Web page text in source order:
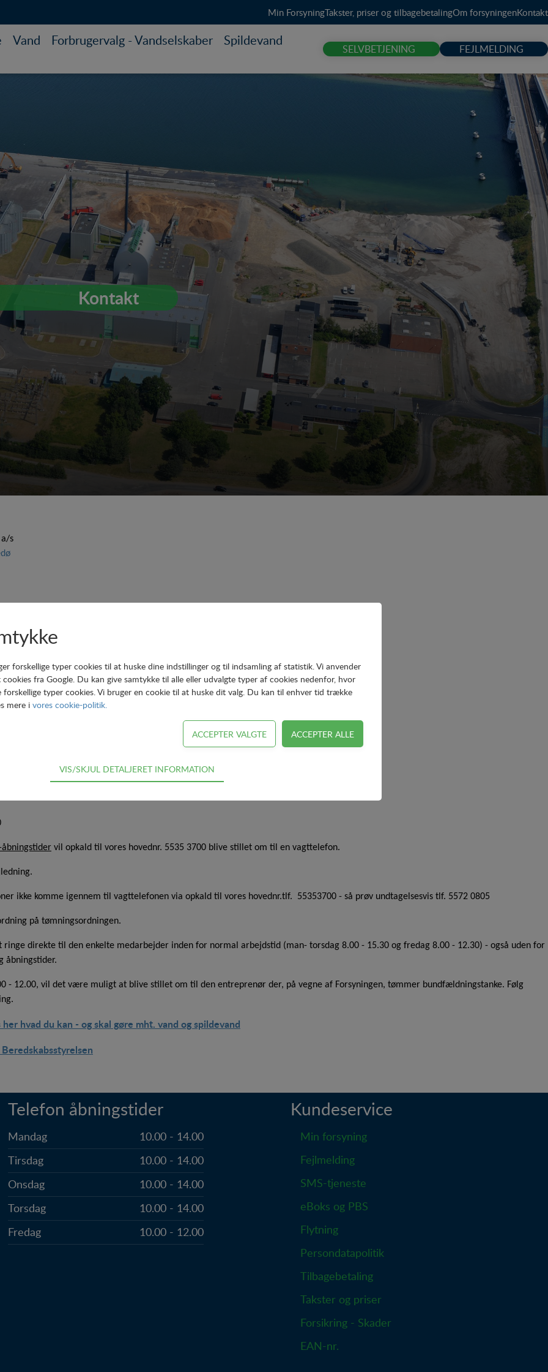
Min ForsyningTakster, priser og tilbagebetalingOm forsyningenKontakt
Vand Forbrugervalg - Vandselskaber
Spildevand
SELVBETJENING FEJLMELDING
Kontakt
s
Tydd86A3yTu
:forbrug@vordingborgforsyning.dk
vil opkald til vores hovednr. 5535 3700 blive stillet om til en vagttelefon.
ikke komme igennem til vagttelefonen via opkald til vores hovednr.tlf. 55353700 - så prøv undtagelsesvis tlf. 5572 0805
på tømningsordningen.
direkte til den enkelte medarbejder inden for normal arbejdstid (man- torsdag 8.00 - 15.30 og fredag 8.00 - 12.30) - også uden for
åbningstider.
- 12.00, vil det være muligt at blive stillet om til den entreprenør der, på vegne af Forsyningen, tømmer bundfældningstanke. Følg
hvad du kan - og skal gøre mht. vand og spildevand
Telefon åbningstider
Mandag
10.00 - 14.00
Tirsdag
10.00 - 14.00
Onsdag
10.00 - 14.00
Torsdag
10.00 - 14.00
Fredag
10.00 - 12.00
Kundeservice
Min forsyning
Fejlmelding
SMS-tjeneste
eBoks og PBS
Flytning
Persondatapolitik
Tilbagebetaling
Takster og priser
Forsikring - Skader
EAN-nr.
forskellige typer cookies til at huske dine indstillinger og til indsamling af statistik. Vi anvender
cookies fra Google. Du kan give samtykke til alle eller udvalgte typer af cookies nedenfor, hvor
typer cookies. Vi bruger en cookie til at huske dit valg. Du kan til enhver tid trække
mere i vores cookie-politik.
for hjemmesidens grundlæggende funktioner som fx navigation, adgangskontrol samt
og hvordan hjemmesiden bruges.
(tracking-cookies) indsamler brugerens digitale fodspor på tværs af flere hjemmesider og
for den enkelte bruger.
VIS/SKJUL DETALJERET INFORMATION